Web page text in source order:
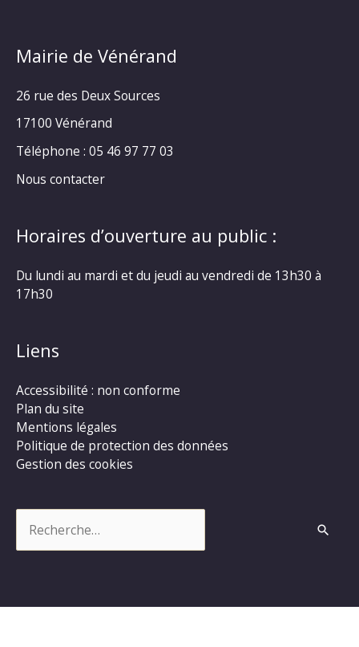
Mairie de Vénérand
26 rue des Deux Sources
17100 Vénérand
Téléphone : 05 46 97 77 03
Nous contacter
Horaires d’ouverture au public :
Du lundi au mardi et du jeudi au vendredi de 13h30 à
17h30
Liens
Accessibilité : non conforme
Plan du site
Mentions légales
Politique de protection des données
Gestion des cookies